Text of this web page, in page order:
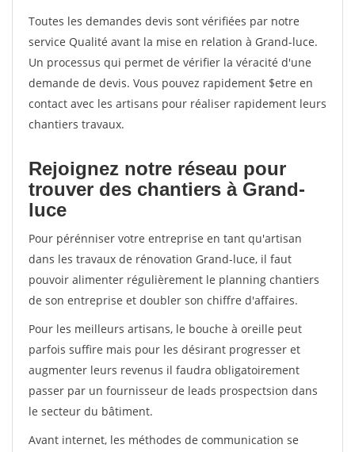
Toutes les demandes devis sont vérifiées par notre
service Qualité avant la mise en relation à Grand-luce.
Un processus qui permet de vérifier la véracité d'une
demande de devis. Vous pouvez rapidement $etre en
contact avec les artisans pour réaliser rapidement leurs
chantiers travaux.
Rejoignez notre réseau pour
trouver des chantiers à Grand-
luce
Pour pérénniser votre entreprise en tant qu'artisan
dans les travaux de rénovation Grand-luce, il faut
pouvoir alimenter régulièrement le planning chantiers
de son entreprise et doubler son chiffre d'affaires.
Pour les meilleurs artisans, le bouche à oreille peut
parfois suffire mais pour les désirant progresser et
augmenter leurs revenus il faudra obligatoirement
passer par un fournisseur de leads prospectsion dans
le secteur du bâtiment.
Avant internet, les méthodes de communication se